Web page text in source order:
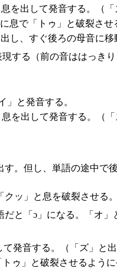
を出して発音する。（「
で「トゥ」と破裂さ
し、すぐ後ろの母音に移
する（前の音ははっ
」と発音する。
を出して発音する。（「
。但し、単語の途中
ッ」と息を破裂させる
と「ɔ」になる。「オ」
発音する。（「ズ」と
ゥ」と破裂させるよう